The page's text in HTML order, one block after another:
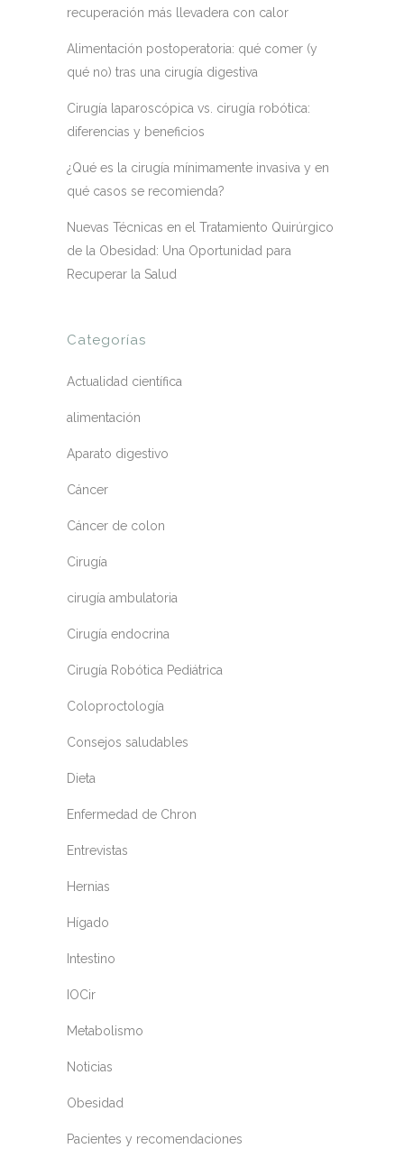
recuperación más llevadera con calor
Alimentación postoperatoria: qué comer (y
qué no) tras una cirugía digestiva
Cirugía laparoscópica vs. cirugía robótica:
diferencias y beneficios
¿Qué es la cirugía mínimamente invasiva y en
qué casos se recomienda?
Nuevas Técnicas en el Tratamiento Quirúrgico
de la Obesidad: Una Oportunidad para
Recuperar la Salud
Categorías
Actualidad científica
alimentación
Aparato digestivo
Cáncer
Cáncer de colon
Cirugía
cirugía ambulatoria
Cirugía endocrina
Cirugía Robótica Pediátrica
Coloproctología
Consejos saludables
Dieta
Enfermedad de Chron
Entrevistas
Hernias
Hígado
Intestino
IOCir
Metabolismo
Noticias
Obesidad
Pacientes y recomendaciones